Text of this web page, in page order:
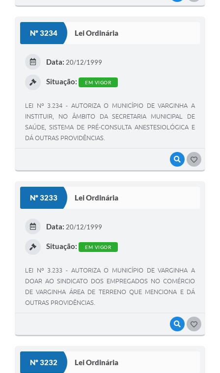
Nº 3234 Lei Ordinária
VISUALIZAR
Data: 20/12/1999
Situação: EM VIGOR
LEI Nº 3.234 - AUTORIZA O MUNICÍPIO DE VARGINHA A
INSTITUIR, NO ÂMBITO DA SECRETARIA MUNICIPAL DE
SAÚDE, SISTEMA DE PRÉ-CONSULTA ANESTESIOLÓGICA E
DÁ OUTRAS PROVIDÊNCIAS.
Nº 3233 Lei Ordinária
VISUALIZAR
Data: 20/12/1999
Situação: EM VIGOR
LEI Nº 3.233 - AUTORIZA O MUNICÍPIO DE VARGINHA A
DOAR AO SINDICATO DOS EMPREGADOS NO COMÉRCIO
DE VARGINHA ÁREA DE TERRENO QUE MENCIONA E DÁ
OUTRAS PROVIDÊNCIAS.
Nº 3232 Lei Ordinária